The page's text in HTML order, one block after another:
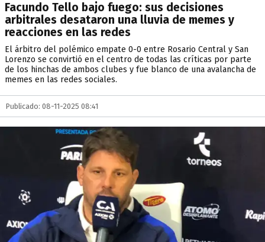
Facundo Tello bajo fuego: sus decisiones
arbitrales desataron una lluvia de memes y
reacciones en las redes
El árbitro del polémico empate 0-0 entre Rosario Central y San
Lorenzo se convirtió en el centro de todas las críticas por parte
de los hinchas de ambos clubes y fue blanco de una avalancha de
memes en las redes sociales.
Publicado: 08-11-2025 08:41